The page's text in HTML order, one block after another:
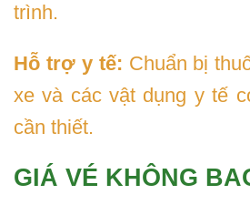
trình.
Hỗ trợ y tế: Chuẩn bị
xe và các vật dụng y tế
cần thiết.
GIÁ VÉ KHÔNG